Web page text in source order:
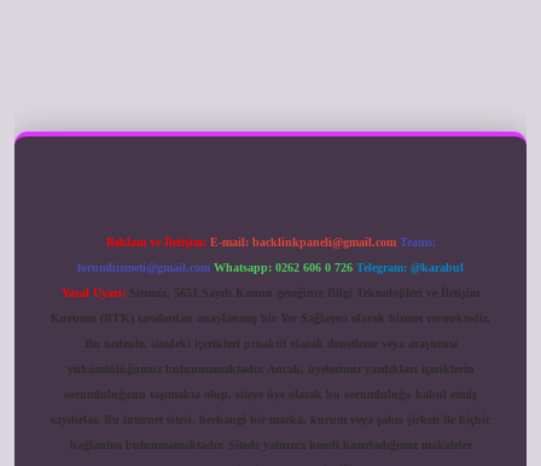
Reklam ve İletişim: E-mail: backlinkpaneli@gmail.com Teams:
forumhizmeti@gmail.com Whatsapp: 0262 606 0 726 Telegram: @karabul
Yasal Uyarı: Sitemiz, 5651 Sayılı Kanun gereğince Bilgi Teknolojileri ve İletişim
Kurumu (BTK) tarafından onaylanmış bir Yer Sağlayıcı olarak hizmet vermektedir.
Bu nedenle, sitedeki içerikleri proaktif olarak denetleme veya araştırma
yükümlülüğümüz bulunmamaktadır. Ancak, üyelerimiz yazdıkları içeriklerin
sorumluluğunu taşımakta olup, siteye üye olarak bu sorumluluğu kabul etmiş
sayılırlar. Bu internet sitesi, herhangi bir marka, kurum veya şahıs şirketi ile hiçbir
bağlantısı bulunmamaktadır. Sitede yalnızca kendi hazırladığımız makaleler